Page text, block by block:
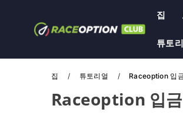
집
튜토
집 튜토리얼 Raceoption 입
Raceoption 입